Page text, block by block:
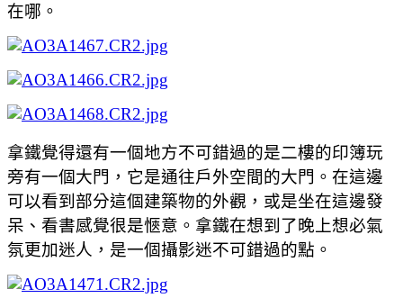
在哪。
拿鐵覺得還有一個地方不可錯過的是二樓的印簿玩
旁有一個大門，它是通往戶外空間的大門。在這邊
可以看到部分這個建築物的外觀，或是坐在這邊發
呆、看書感覺很是愜意。拿鐵在想到了晚上想必氣
氛更加迷人，是一個攝影迷不可錯過的點。